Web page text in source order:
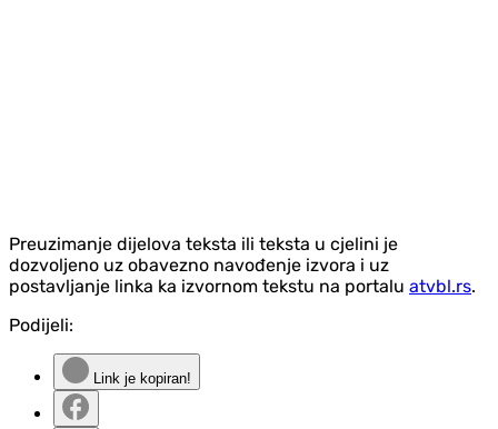
Preuzimanje dijelova teksta ili teksta u cjelini je
dozvoljeno uz obavezno navođenje izvora i uz
postavljanje linka ka izvornom tekstu na portalu atvbl.rs.
Podijeli:
Link je kopiran!